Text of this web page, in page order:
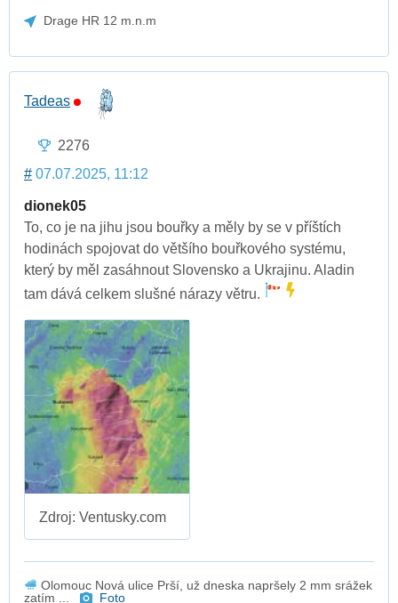
Drage HR 12 m.n.m
Tadeas
2276
# 07.07.2025, 11:12
dionek05
To, co je na jihu jsou bouřky a měly by se v příštích
hodinách spojovat do většího bouřkového systému,
který by měl zasáhnout Slovensko a Ukrajinu. Aladin
tam dává celkem slušné nárazy větru.
Zdroj: Ventusky.com
Olomouc Nová ulice Prší, už dneska napršely 2 mm srážek
zatím ...
Foto